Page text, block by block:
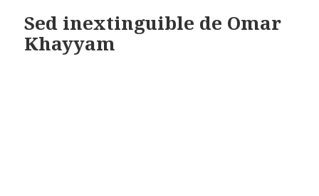
Sed inextinguible de Omar
Khayyam